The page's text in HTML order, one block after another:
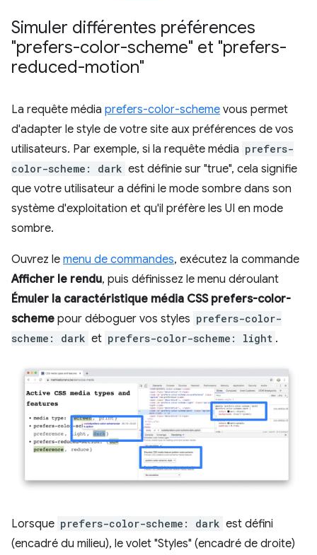
Simuler différentes préférences
"prefers-color-scheme" et "prefers-
reduced-motion"
La requête média prefers-color-scheme vous permet
d'adapter le style de votre site aux préférences de vos
utilisateurs. Par exemple, si la requête média prefers-
color-scheme: dark est définie sur "true", cela signifie
que votre utilisateur a défini le mode sombre dans son
système d'exploitation et qu'il préfère les UI en mode
sombre.
Ouvrez le menu de commandes, exécutez la commande
Afficher le rendu, puis définissez le menu déroulant
Émuler la caractéristique média CSS prefers-color-
scheme pour déboguer vos styles prefers-color-
scheme: dark et prefers-color-scheme: light .
Lorsque prefers-color-scheme: dark est défini
(encadré du milieu), le volet "Styles" (encadré de droite)